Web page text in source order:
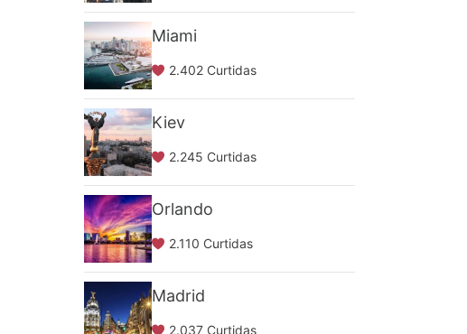
Miami
2.402 Curtidas
Kiev
2.245 Curtidas
Orlando
2.110 Curtidas
Madrid
2.037 Curtidas